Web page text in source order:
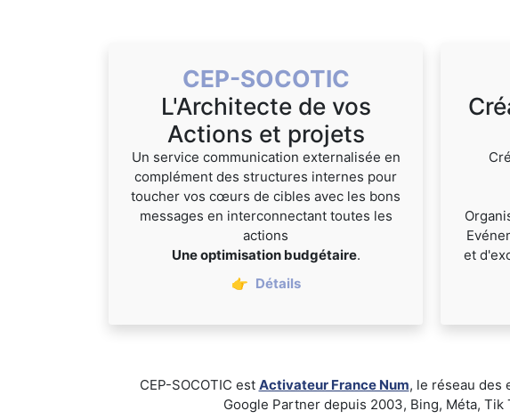
CEP-SOCOTIC
L'Architecte de vos
Actions et projets
Un service communication externalisée en
complément des structures internes pour
toucher vos cœurs de cibles avec les bons
messages en interconnectant toutes les
actions
Une optimisation budgétaire.
👉 Détails
et
CEP-SOCOTIC est Activateur France Num, le réseau des
Google Partner depuis 2003, Bing, Méta,